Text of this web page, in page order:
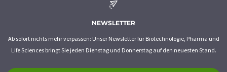
NEWSLETTER
Ab sofort nichts mehr verpassen: Unser Newsletter für Biotechnologie, Pharma und
Life Sciences bringt Sie jeden Dienstag und Donnerstag auf den neuesten Stand.